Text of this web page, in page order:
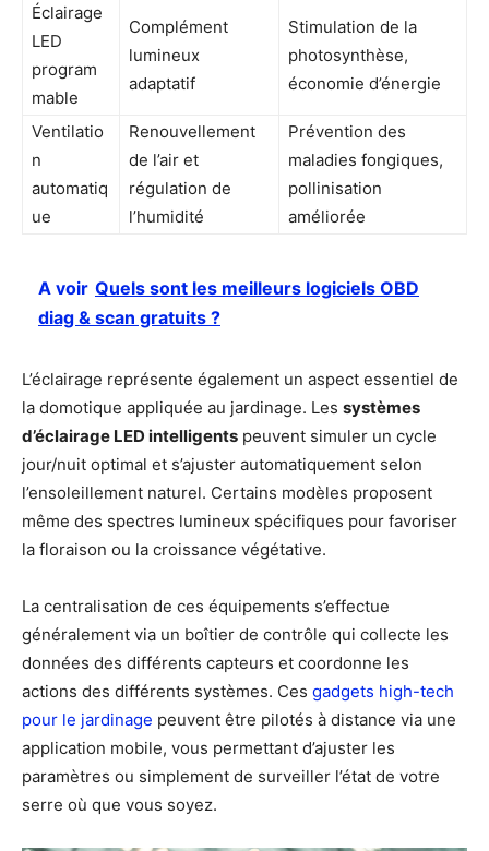
Éclairage
LED
program
mable
Complément
lumineux
adaptatif
Stimulation de la
photosynthèse,
économie d’énergie
Ventilatio
n
automatiq
ue
Renouvellement
de l’air et
régulation de
l’humidité
Prévention des
maladies fongiques,
pollinisation
améliorée
A voir Quels sont les meilleurs logiciels OBD
diag & scan gratuits ?
L’éclairage représente également un aspect essentiel de
la domotique appliquée au jardinage. Les systèmes
d’éclairage LED intelligents peuvent simuler un cycle
jour/nuit optimal et s’ajuster automatiquement selon
l’ensoleillement naturel. Certains modèles proposent
même des spectres lumineux spécifiques pour favoriser
la floraison ou la croissance végétative.
La centralisation de ces équipements s’effectue
généralement via un boîtier de contrôle qui collecte les
données des différents capteurs et coordonne les
actions des différents systèmes. Ces gadgets high-tech
pour le jardinage peuvent être pilotés à distance via une
application mobile, vous permettant d’ajuster les
paramètres ou simplement de surveiller l’état de votre
serre où que vous soyez.